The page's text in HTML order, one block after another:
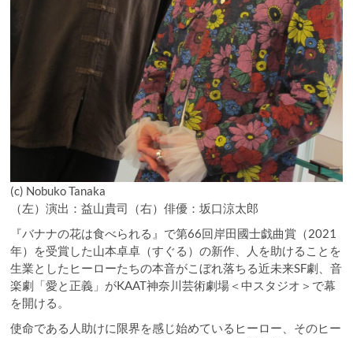
(c) Nobuko Tanaka
（左）演出：益山貴司（右）俳優：坂口涼太郎
『バナナの花は食べられる』で第66回岸田國士戯曲賞（2021
年）を受賞した山本卓卓（すぐる）の新作、人を助けることを
生業としたヒーローたちの本音がこぼれ落ちる近未来SF劇、音
楽劇「愛と正義」がKAAT神奈川芸術劇場＜中スタジオ＞で幕
を開ける。
使命である人助けに限界を感じ始めているヒーロー、そのヒー